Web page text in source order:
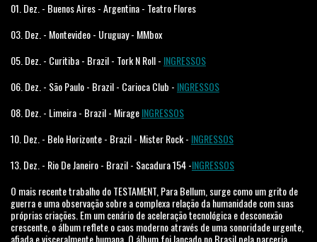
01. Dez. - Buenos Aires - Argentina - Teatro Flores
03. Dez. - Montevideo - Uruguay - MMbox
05. Dez. - Curitiba - Brazil - Tork N Roll - INGRESSOS
06. Dez. - São Paulo - Brazil - Carioca Club - INGRESSOS
08. Dez. - Limeira - Brazil - MirageINGRESSOS
10. Dez. - Belo Horizonte - Brazil - Mister Rock - INGRESSOS
13. Dez. - Rio De Janeiro - Brazil - Sacadura 154 -INGRESSOS
O mais recente trabalho do TESTAMENT, Para Bellum, surge como um grito de
guerra e uma observação sobre a complexa relação da humanidade com suas
próprias criações. Em um cenário de aceleração tecnológica e desconexão
crescente, o álbum reflete o caos moderno através de uma sonoridade urgente,
afiada e visceralmente humana. O álbum foi lançado no Brasil pela parceria